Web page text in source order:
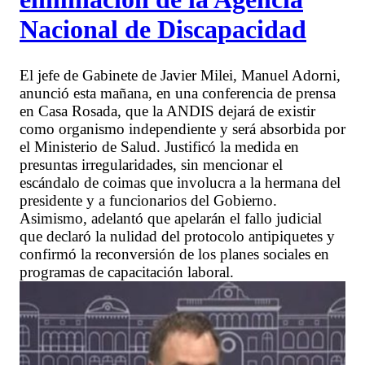
Nacional de Discapacidad
El jefe de Gabinete de Javier Milei, Manuel Adorni,
anunció esta mañana, en una conferencia de prensa
en Casa Rosada, que la ANDIS dejará de existir
como organismo independiente y será absorbida por
el Ministerio de Salud. Justificó la medida en
presuntas irregularidades, sin mencionar el
escándalo de coimas que involucra a la hermana del
presidente y a funcionarios del Gobierno.
Asimismo, adelantó que apelarán el fallo judicial
que declaró la nulidad del protocolo antipiquetes y
confirmó la reconversión de los planes sociales en
programas de capacitación laboral.